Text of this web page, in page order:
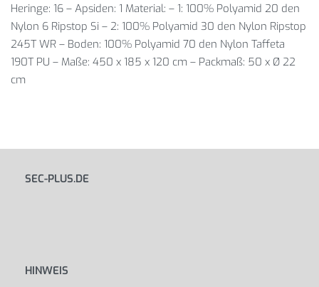
Heringe: 16 – Apsiden: 1 Material: – 1: 100% Polyamid 20 den
Nylon 6 Ripstop Si – 2: 100% Polyamid 30 den Nylon Ripstop
245T WR – Boden: 100% Polyamid 70 den Nylon Taffeta
190T PU – Maße: 450 x 185 x 120 cm – Packmaß: 50 x Ø 22
cm
SEC-PLUS.DE
HINWEIS